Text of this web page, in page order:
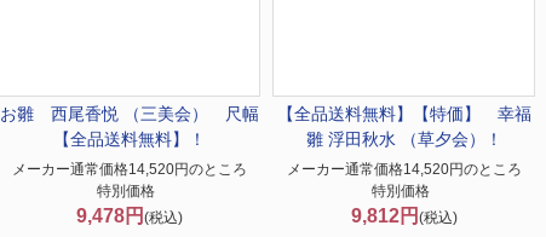
お雛 西尾香悦 （三美会） 尺幅
【全品送料無料】！
メーカー通常価格14,520円のところ
特別価格
9,478円 (税込)
【全品送料無料】
【特価】 幸福
雛 浮田秋水 （草夕会）！
メーカー通常価格14,520円のところ
特別価格
9,812円 (税込)